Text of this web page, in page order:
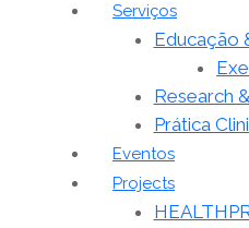
Serviços
Educação
Research
Prática
Eventos
Projects